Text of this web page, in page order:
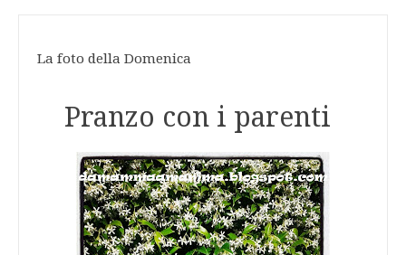
La foto della Domenica
Pranzo con i parenti